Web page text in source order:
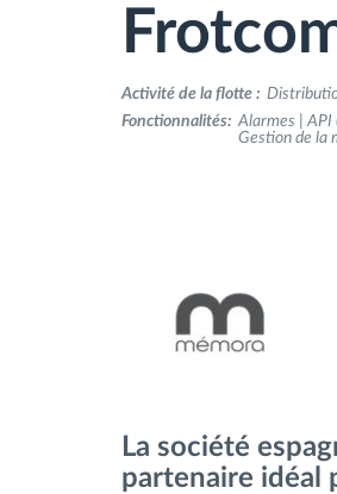
Téléchargement du
Contrôle d'accès
Identification
Découvrez toutes
Activité de la flotte :
Fonctionnalités: Alarmes | API
Gestion de la
La société
partenaire idéal